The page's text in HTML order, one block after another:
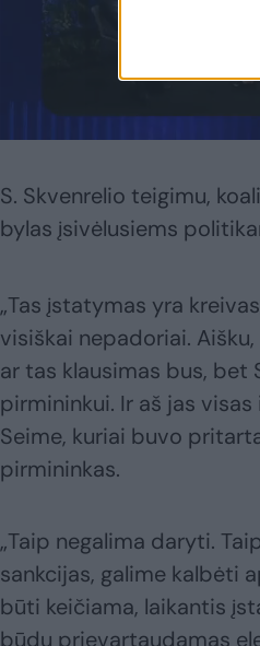
S. Skvenrelio teigimu,
bylas įsivėlusiems
„Tas įstatymas yra
visiškai nepadoriai.
ar tas klausimas bus,
pirmininkui. Ir aš jas
Seime, kuriai buvo
pirmininkas.
„Taip negalima daryti.
sankcijas, galime kalbėti
būti keičiama, laikantis
būdu prievartaudamas